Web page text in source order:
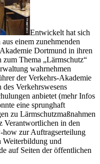
Entwickelt hat sich
einem zunehmenden
Dortmund in ihren
zum Thema „Lärmschutz“
wahrnehmen
der Verkehrs-Akademie
Verkehrswesens
anbietet (mehr Infos
eine sprunghaft
zu Lärmschutzmaßnahmen
Verantwortlichen in den
zur Auftragserteilung
Weiterbildung und
auf Seiten der öffentlichen